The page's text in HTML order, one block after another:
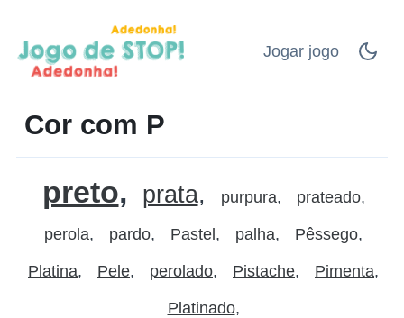
Jogar jogo
Cor com P
preto prata purpura prateado
perola pardo Pastel palha Pêssego
Platina Pele perolado Pistache Pimenta
Platinado